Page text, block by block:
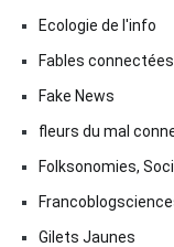
Ecologie de l'info
Fables connectées
Fake News
fleurs du mal
Folksonomies,
Gilets Jaunes